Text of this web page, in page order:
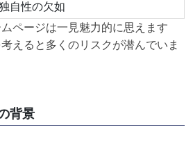
自性の欠如
ページは一見魅力的に思えます
えると多くのリスクが潜んでいま
背景